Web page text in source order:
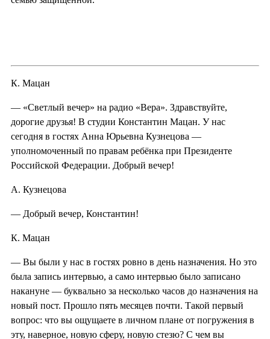
К. Мацан
— «Светлый вечер» на радио «Вера». Здравствуйте,
дорогие друзья! В студии Константин Мацан. У нас
сегодня в гостях Анна Юрьевна Кузнецова —
уполномоченный по правам ребёнка при Президенте
Российской Федерации. Добрый вечер!
А. Кузнецова
— Добрый вечер, Константин!
К. Мацан
— Вы были у нас в гостях ровно в день назначения. Но это
была запись интервью, а само интервью было записано
накануне — буквально за несколько часов до назначения на
новый пост. Прошло пять месяцев почти. Такой первый
вопрос: что вы ощущаете в личном плане от погружения в
эту, наверное, новую сферу, новую стезю? С чем вы